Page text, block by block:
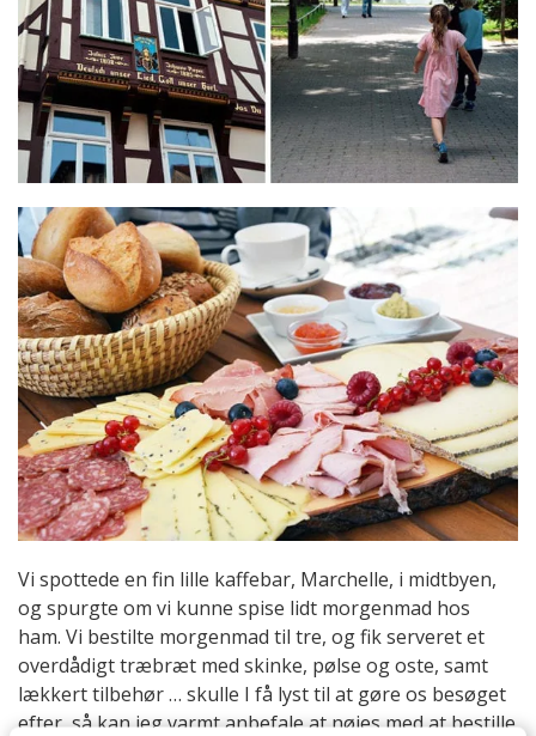
Vi spottede en fin lille kaffebar, Marchelle, i midtbyen,
og spurgte om vi kunne spise lidt morgenmad hos
ham. Vi bestilte morgenmad til tre, og fik serveret et
overdådigt træbræt med skinke, pølse og oste, samt
lækkert tilbehør … skulle I få lyst til at gøre os besøget
efter, så kan jeg varmt anbefale at nøjes med at bestille